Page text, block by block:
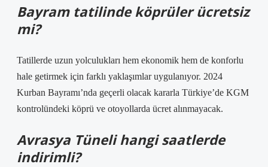
Bayram tatilinde köprüler ücretsiz
mi?
Tatillerde uzun yolculukları hem ekonomik hem de konforlu
hale getirmek için farklı yaklaşımlar uygulanıyor. 2024
Kurban Bayramı’nda geçerli olacak kararla Türkiye’de KGM
kontrolündeki köprü ve otoyollarda ücret alınmayacak.
Avrasya Tüneli hangi saatlerde
indirimli?